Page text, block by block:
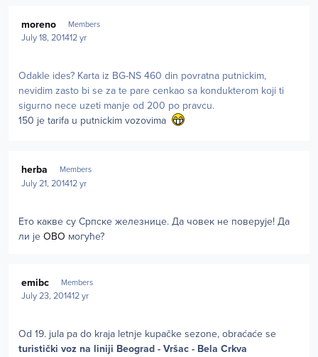
moreno Members
July 18, 201412 yr
Odakle ides? Karta iz BG-NS 460 din povratna putnickim,
nevidim zasto bi se za te pare cenkao sa kondukterom koji ti
sigurno nece uzeti manje od 200 po pravcu.
150 je tarifa u putnickim vozovima
herba Members
July 21, 201412 yr
Ето какве су Српске железнице. Да човек не поверује! Да
ли је ОВО могуће?
emibc Members
July 23, 201412 yr
Od 19. jula pa do kraja letnje kupačke sezone, obraćaće se
turistički voz na liniji Beograd - Vršac - Bela Crkva